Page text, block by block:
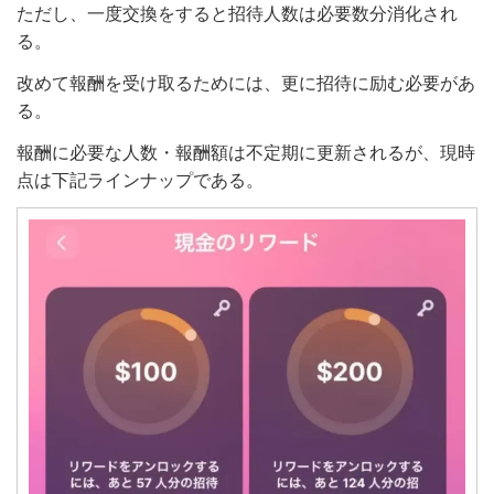
ただし、一度交換をすると招待人数は必要数分消化され
る。
改めて報酬を受け取るためには、更に招待に励む必要があ
る。
報酬に必要な人数・報酬額は不定期に更新されるが、現時
点は下記ラインナップである。